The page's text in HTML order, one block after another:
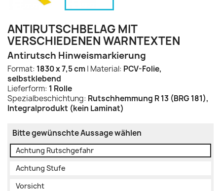
ANTIRUTSCHBELAG MIT
VERSCHIEDENEN WARNTEXTEN
Antirutsch Hinweismarkierung
Format: 1830 x 7,5 cm| Material: PCV-Folie,
selbstklebend
Lieferform: 1 Rolle
Spezialbeschichtung: Rutschhemmung R 13 (BRG 181),
Integralprodukt (kein Laminat)
Bitte gewünschte Aussage wählen
Achtung Rutschgefahr
Achtung Stufe
Vorsicht